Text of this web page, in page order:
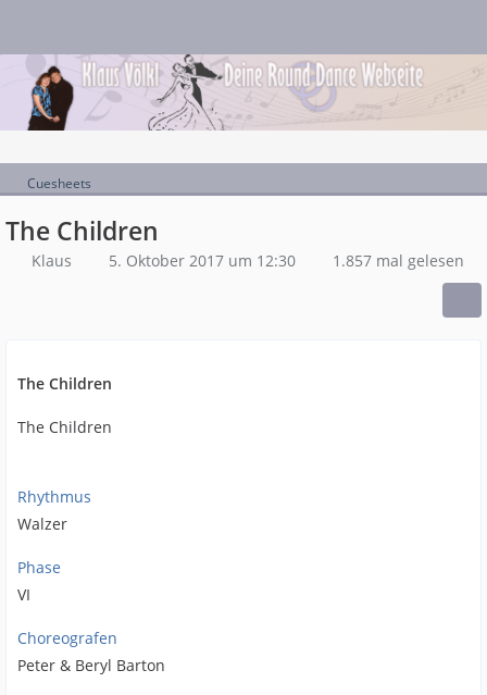
Cuesheets
The Children
Klaus 5. Oktober 2017 um 12:30 1.857 mal gelesen
The Children
The Children
Rhythmus
Walzer
Phase
VI
Choreografen
Peter & Beryl Barton